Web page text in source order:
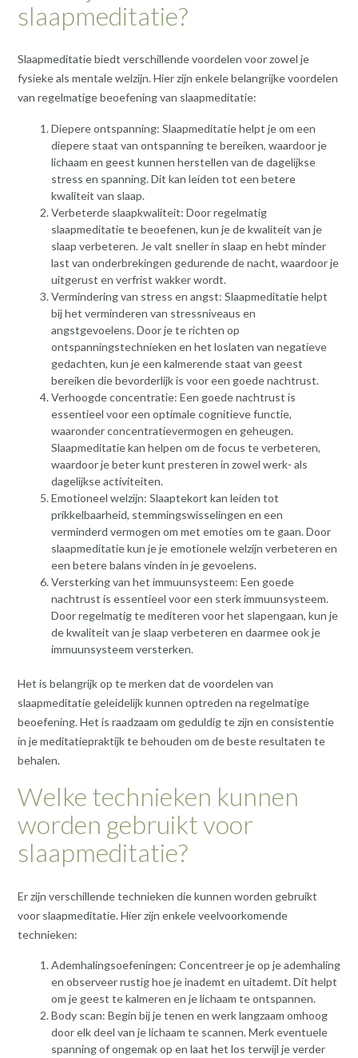
slaapmeditatie?
Slaapmeditatie biedt verschillende voordelen voor zowel je
fysieke als mentale welzijn. Hier zijn enkele belangrijke voordelen
van regelmatige beoefening van slaapmeditatie:
Diepere ontspanning: Slaapmeditatie helpt je om een
diepere staat van ontspanning te bereiken, waardoor je
lichaam en geest kunnen herstellen van de dagelijkse
stress en spanning. Dit kan leiden tot een betere
kwaliteit van slaap.
Verbeterde slaapkwaliteit: Door regelmatig
slaapmeditatie te beoefenen, kun je de kwaliteit van je
slaap verbeteren. Je valt sneller in slaap en hebt minder
last van onderbrekingen gedurende de nacht, waardoor je
uitgerust en verfrist wakker wordt.
Vermindering van stress en angst: Slaapmeditatie helpt
bij het verminderen van stressniveaus en
angstgevoelens. Door je te richten op
ontspanningstechnieken en het loslaten van negatieve
gedachten, kun je een kalmerende staat van geest
bereiken die bevorderlijk is voor een goede nachtrust.
Verhoogde concentratie: Een goede nachtrust is
essentieel voor een optimale cognitieve functie,
waaronder concentratievermogen en geheugen.
Slaapmeditatie kan helpen om de focus te verbeteren,
waardoor je beter kunt presteren in zowel werk- als
dagelijkse activiteiten.
Emotioneel welzijn: Slaaptekort kan leiden tot
prikkelbaarheid, stemmingswisselingen en een
verminderd vermogen om met emoties om te gaan. Door
slaapmeditatie kun je je emotionele welzijn verbeteren en
een betere balans vinden in je gevoelens.
Versterking van het immuunsysteem: Een goede
nachtrust is essentieel voor een sterk immuunsysteem.
Door regelmatig te mediteren voor het slapengaan, kun je
de kwaliteit van je slaap verbeteren en daarmee ook je
immuunsysteem versterken.
Het is belangrijk op te merken dat de voordelen van
slaapmeditatie geleidelijk kunnen optreden na regelmatige
beoefening. Het is raadzaam om geduldig te zijn en consistentie
in je meditatiepraktijk te behouden om de beste resultaten te
behalen.
Welke technieken kunnen
worden gebruikt voor
slaapmeditatie?
Er zijn verschillende technieken die kunnen worden gebruikt
voor slaapmeditatie. Hier zijn enkele veelvoorkomende
technieken:
Ademhalingsoefeningen: Concentreer je op je ademhaling
en observeer rustig hoe je inademt en uitademt. Dit helpt
om je geest te kalmeren en je lichaam te ontspannen.
Body scan: Begin bij je tenen en werk langzaam omhoog
door elk deel van je lichaam te scannen. Merk eventuele
spanning of ongemak op en laat het los terwijl je verder